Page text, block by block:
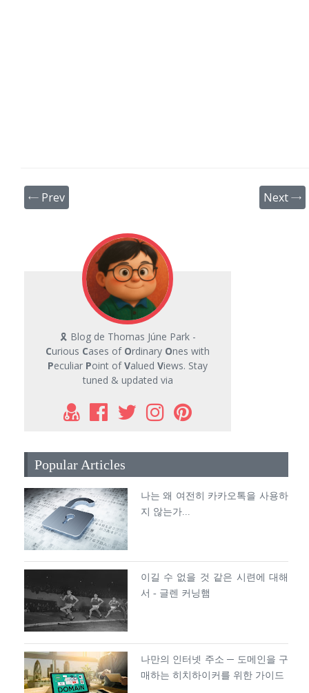
← Prev Next →
🎗 Blog de Thomas Júne Park -
Curious Cases of Ordinary Ones with
Peculiar Point ofValued Views. Stay
tuned & updated via
Popular Articles
나는 왜 여전히 카카오톡을 사용하
지 않는가...
이길 수 없을 것 같은 시련에 대해
서 - 글렌 커닝햄
나만의 인터넷 주소 ─ 도메인을 구
매하는 히치하이커를 위한 가이드